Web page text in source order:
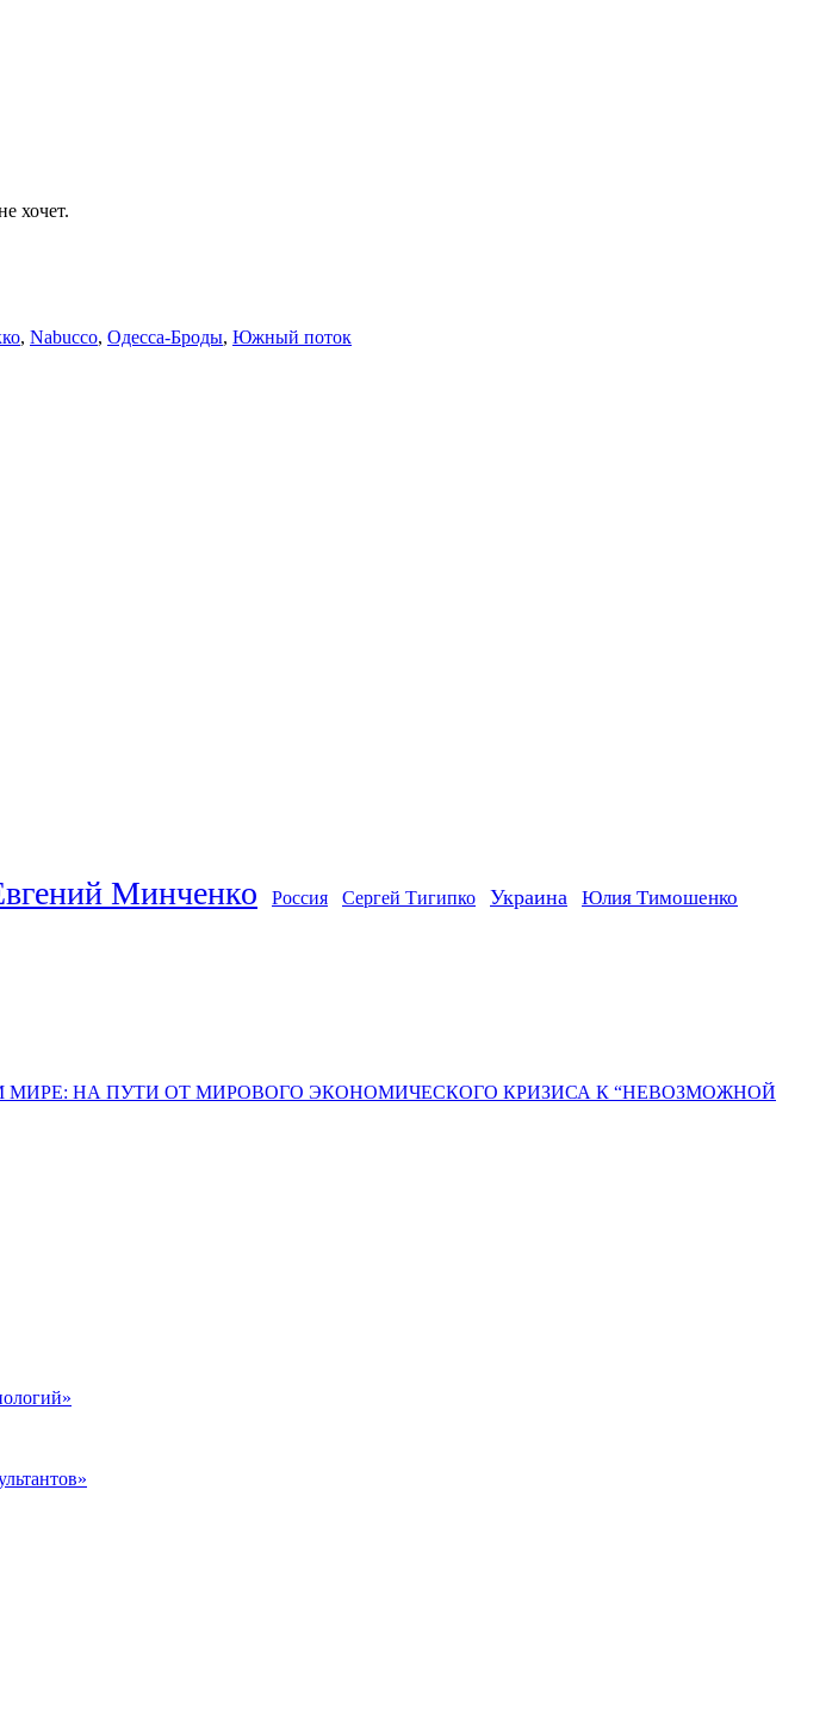
хочет.
, Nabucco, Одесса-Броды, Южный поток
Минченко Россия Сергей Тигипко Украина Юлия Тимошенко
НА ПУТИ ОТ МИРОВОГО ЭКОНОМИЧЕСКОГО КРИЗИСА К “НЕВОЗМОЖНОЙ